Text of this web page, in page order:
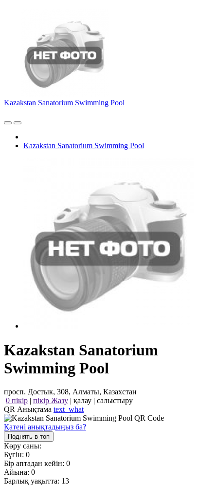
Kazakstan Sanatorium Swimming Pool
Kazakstan Sanatorium Swimming Pool
Kazakstan Sanatorium
Swimming Pool
просп. Достык, 308, Алматы, Казахстан
0 пікір | пікір Жазу | қалау | салыстыру
QR Анықтама text_what
Қатені анықтадыңыз ба?
Поднять в топ
Көру саны:
Бүгін: 0
Бір аптадан кейін: 0
Айына: 0
Барлық уақытта: 13